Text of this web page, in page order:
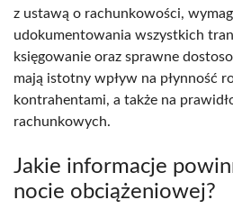
z ustawą o rachunkowości,
udokumentowania wszystkich
księgowanie oraz sprawne
mają istotny wpływ na płynność
kontrahentami, a także na
rachunkowych.
Jakie informacje
nocie obciążeniowej?